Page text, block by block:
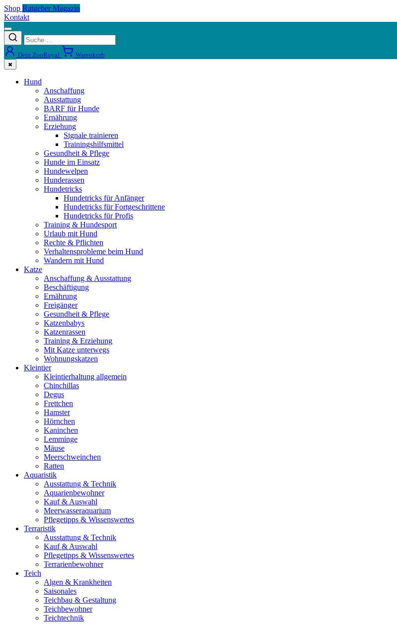
Shop Ratgeber Magazin
Kontakt
Dein ZooRoyal Warenkorb
✖
Hund
Anschaffung
Ausstattung
BARF für Hunde
Ernährung
Erziehung
Signale trainieren
Trainingshilfsmittel
Gesundheit & Pflege
Hunde im Einsatz
Hundewelpen
Hunderassen
Hundetricks
Hundetricks für Anfänger
Hundetricks für Fortgeschrittene
Hundetricks für Profis
Training & Hundesport
Urlaub mit Hund
Rechte & Pflichten
Verhaltensprobleme beim Hund
Wandern mit Hund
Katze
Anschaffung & Ausstattung
Beschäftigung
Ernährung
Freigänger
Gesundheit & Pflege
Katzenbabys
Katzenrassen
Training & Erziehung
Mit Katze unterwegs
Wohnungskatzen
Kleintier
Kleintierhaltung allgemein
Chinchillas
Degus
Frettchen
Hamster
Hörnchen
Kaninchen
Lemminge
Mäuse
Meerschweinchen
Ratten
Aquaristik
Ausstattung & Technik
Aquarienbewohner
Kauf & Auswahl
Meerwasseraquarium
Pflegetipps & Wissenswertes
Terraristik
Ausstattung & Technik
Kauf & Auswahl
Pflegetipps & Wissenswertes
Terrarienbewohner
Teich
Algen & Krankheiten
Saisonales
Teichbau & Gestaltung
Teichbewohner
Teichtechnik